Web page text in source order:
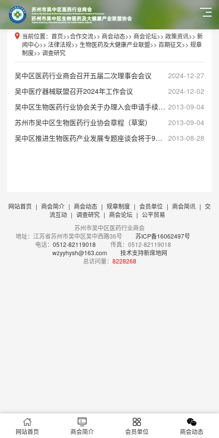
当前位置： 首页>>合作交流>> 商会动态>> 商会论坛>> 政策资讯>> 新
闻中心>> 法律法规>> 生物医药及大健康产业联盟>> 百期征文>> 规章
制度>> 调查研究
2024-12-27
吴中区医药行业商会召开五届二次理事会会议
2024-12-02
吴中医疗器械联盟召开2024年工作会议
2013-09-04
吴中区生物医药行业协会关于办理入会申请手续的联系函
2013-09-04
苏州市吴中区生物医药行业协会章程（草案）
2013-08-28
吴中区推进生物医药产业发展专题座谈会将于9月12日下午召开
网站首页 | 商会简介 | 商会动态 | 规章制度 | 会员单位 | 商会简讯 | 交
流互动 | 调查研究 | 商会论坛 | 公平贸易
苏州市吴中区医药行业商会
地址：江苏省苏州市吴中区吴中西路36号
苏ICP备16062497号
电话： 0512-82119018 传真：0512-82119018
wzyyhysh@163.com
技术支持新席地网
总访问量： 8228268
网站首页 商会简介 会员单位 商会动态